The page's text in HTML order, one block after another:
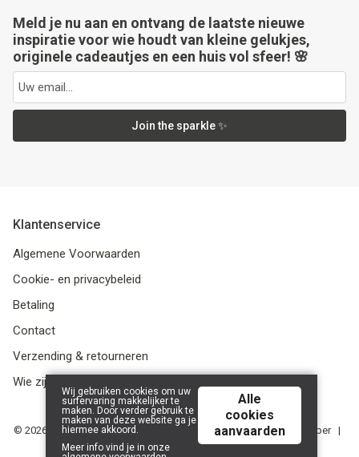
Meld je nu aan en ontvang de laatste nieuwe
inspiratie voor wie houdt van kleine gelukjes,
originele cadeautjes en een huis vol sfeer! 🌸
Join the sparkle ✨
Klantenservice
Algemene Voorwaarden
Cookie- en privacybeleid
Betaling
Contact
Verzending & retourneren
Wie zijn we?
© 2026 Media Service bv - BE 0438 614 796 - RPR Gent, afdeling Ieper |
Powered by
Tilroy.
Wij gebruiken cookies om uw
surfervaring makkelijker te
maken. Door verder gebruik te
maken van deze website ga je
hiermee akkoord.
Meer info vind je in onze
Alle
cookies
aanvaarden